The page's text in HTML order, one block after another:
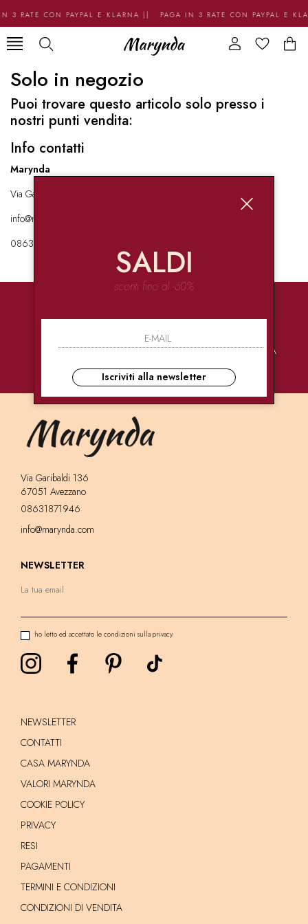
3 RATE CON PAYPAL E KLARNA || PAGA IN 3 RATE CON PAYPAL E
Solo in negozio
Puoi trovare questo articolo solo presso i
nostri punti vendita:
Info contatti
Marynda
Via Garibaldi 136 67051 Avezzano
info@marynda.com
08631871946
PAGAMENTI
CONSEGNE
ULTRA RAPIDE
ASSISTENZA
Via Garibaldi 136
67051 Avezzano
08631871946
info@marynda.com
NEWSLETTER
ho letto ed accettato le condizioni sulla privacy.
NEWSLETTER
CONTATTI
CASA MARYNDA
VALORI MARYNDA
COOKIE POLICY
PRIVACY
RESI
PAGAMENTI
TERMINI E CONDIZIONI
CONDIZIONI DI VENDITA
SALDI
sconti fino al -60%
Iscriviti alla newsletter